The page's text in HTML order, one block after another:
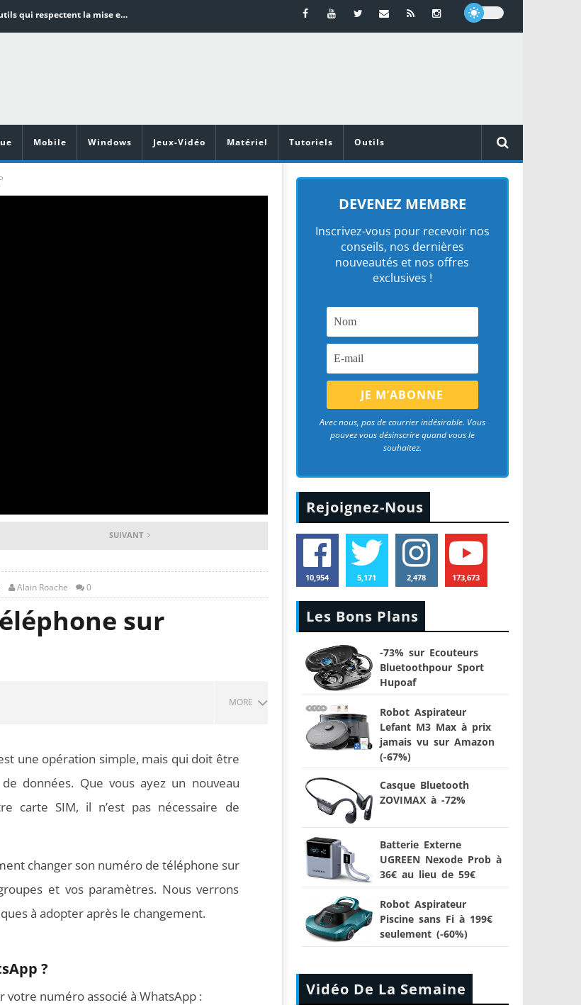
Word en PDF : les outils qui respectent la mise en page
Vidéoprojecteurs Asus : Top 6 des meilleurs modèles de la marque
Mobile Windows Jeux-Vidéo Matériel Tutoriels Outils
SUIVANT
Alain Roache 0
sur
MORE
outils qui
Aspirateurs ECOVACS : Top 9 des
meilleurs modèles de la marque
une opération simple, mais qui doit être
données. Que vous ayez un nouveau
carte SIM, il n’est pas nécessaire de
changer son numéro de téléphone sur
et vos paramètres. Nous verrons
à adopter après le changement.
?
numéro associé à WhatsApp :
DEVENEZ MEMBRE
Inscrivez-vous pour recevoir nos
conseils, nos dernières
nouveautés et nos offres
exclusives !
Avec nous, pas de courrier indésirable. Vous
pouvez vous désinscrire quand vous le
souhaitez.
Rejoignez-Nous
10,954 5,171 2,478 173,673
Les Bons Plans
-73% sur Ecouteurs
Bluetoothpour Sport
Hupoaf
Robot Aspirateur
Lefant M3 Max à prix
jamais vu sur Amazon
(-67%)
Casque Bluetooth
ZOVIMAX à -72%
Batterie Externe
UGREEN Nexode Prob à
36€ au lieu de 59€
Robot Aspirateur
Piscine sans Fi à 199€
seulement (-60%)
Vidéo De La Semaine